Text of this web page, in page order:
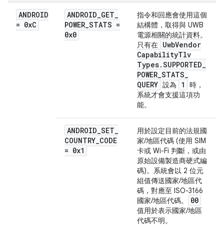
ANDROID
= 0xC
ANDROID_GET_
POWER_STATS =
0x0
指令和回應會使用這個
結構體，取得與 UWB
電源相關的統計資料。
只有在 UwbVendor
CapabilityTlv
Types.SUPPORTED_
POWER_STATS_
QUERY 設為 1
時，
系統才會支援這項功
能。
ANDROID_SET_
COUNTRY_CODE
= 0x1
用於設定目前的法規國
家/地區代碼 (使用 SIM
卡或 Wi-Fi 判斷，或由
原始設備製造商硬式編
碼)。系統會以 2 位元
組值傳送國家/地區代
碼，對應至 ISO-3166
國家/地區代碼。
00
值用於表示國家/地區
代碼不明。